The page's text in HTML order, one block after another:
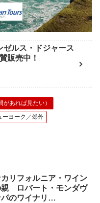
ゼルス・ドジャース
販売中！
あれば見たい）
ーヨーク／郊外
リフォルニア・ワイン
親 ロバート・モンダヴ
のワイナリ